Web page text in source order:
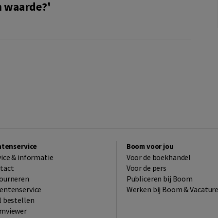
waarde?'
& informatie
bestellen
Boom voor jou
Voor de boekhandel
Voor de pers
Publiceren bij Boom
Werken bij Boom &